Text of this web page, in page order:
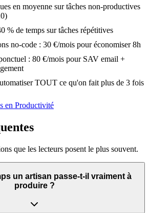
en moyenne sur tâches non-productives
% de temps sur tâches répétitives
no-code : 30 €/mois pour économiser 8h
: 80 €/mois pour SAV email +
TOUT ce qu'on fait plus de 3 fois
en Productivité
que les lecteurs posent le plus souvent.
un artisan passe-t-il vraiment à
produire ?